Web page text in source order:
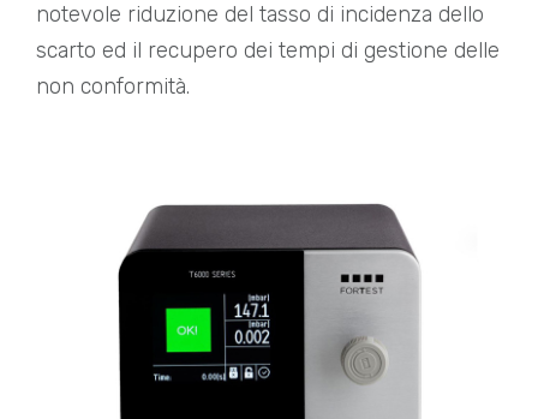
notevole riduzione del tasso di incidenza dello
scarto ed il recupero dei tempi di gestione delle
non conformità.